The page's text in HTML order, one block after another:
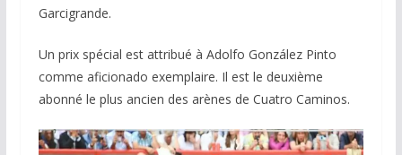
Garcigrande.
Un prix spécial est attribué à Adolfo González Pinto
comme aficionado exemplaire. Il est le deuxième
abonné le plus ancien des arènes de Cuatro Caminos.